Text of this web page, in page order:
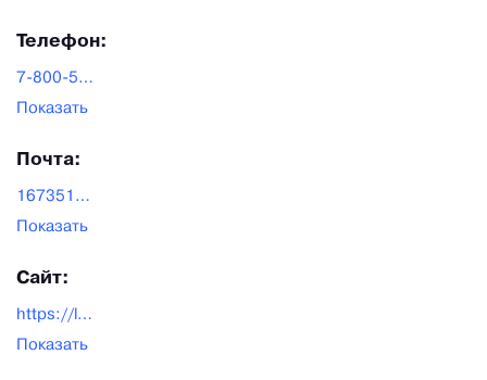
Телефон:
7-800-551-90-39
Показать
Почта:
1673513@lorshop.ru
Показать
Сайт:
https://lorshop.ru/
Показать